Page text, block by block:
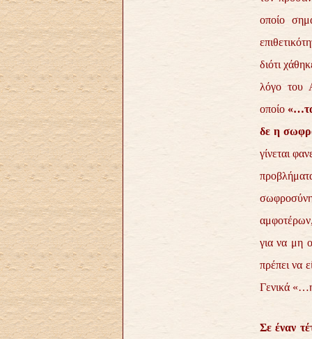
οποίο
διότι
λόγο του
οποίο
δε η
γίνεται
για να μη
πρέπει να
Γενικά
Σε έναν